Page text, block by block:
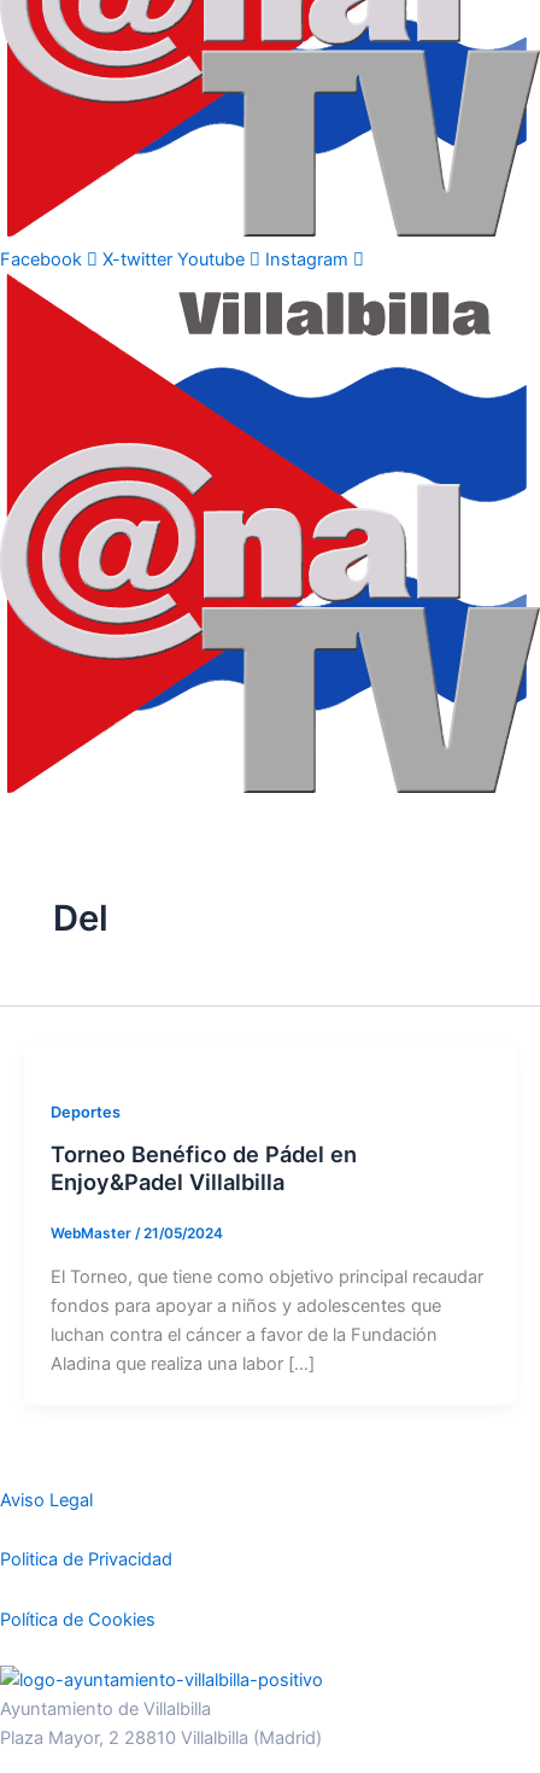
Facebook X-twitter Youtube Instagram
Del
Deportes
Torneo Benéfico de Pádel en
Enjoy&Padel Villalbilla
WebMaster /21/05/2024
El Torneo, que tiene como objetivo principal recaudar
fondos para apoyar a niños y adolescentes que
luchan contra el cáncer a favor de la Fundación
Aladina que realiza una labor […]
Aviso Legal
Politica de Privacidad
Política de Cookies
Ayuntamiento de Villalbilla
Plaza Mayor, 2 28810 Villalbilla (Madrid)